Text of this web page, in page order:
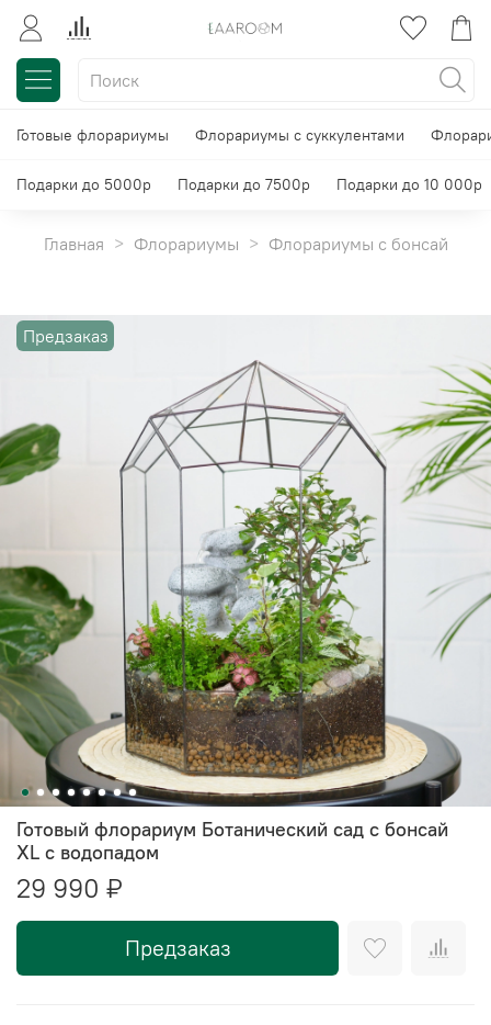
Готовые флорариумы Флорариумы с суккулентами
Подарки до 5000р Подарки до 7500р Подарки до 10 000р
Главная Флорариумы Флорариумы с бонсай
Предзаказ
Готовый флорариум Ботанический сад с бонсай
XL с водопадом
29 990 ₽
Предзаказ